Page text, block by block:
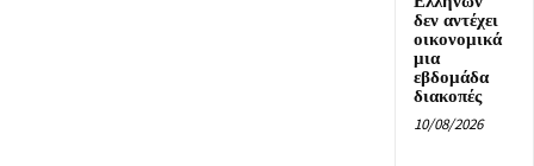
δεν αντέχει
οικονομικά
μια
εβδομάδα
διακοπές
10/08/2026